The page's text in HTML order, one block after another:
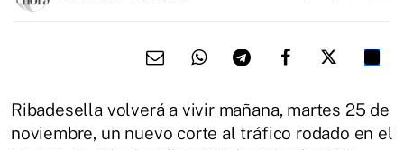
Ribadesella volverá a vivir mañana, martes 25 de
noviembre, un nuevo corte al tráfico rodado en el